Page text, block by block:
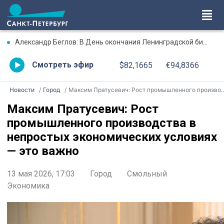
Александр Беглов: В День окончания Ленинградской битвы три городских моста соединит Лента Ленинградской Победы, будут зажжены факелы Ростральных колонн
Смотреть эфир $82,1665 €94,8366
Новости Город Максим Пратусевич: Рост промышленного производства в непростых экономических условиях — это важно
Максим Пратусевич: Рост
промышленного производства в
непростых экономических условиях
— это важно
13 мая 2026, 17:03 Город
Смольный
Экономика